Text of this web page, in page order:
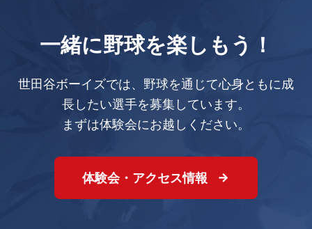
一緒に野球を楽しもう！
世田谷ボーイズでは、野球を通じて心身ともに成
長したい選手を募集しています。
まずは体験会にお越しください。
体験会・アクセス情報